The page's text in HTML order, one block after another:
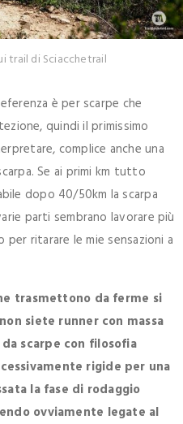
trail di Sciacchetrail
è per scarpe che
quindi il primissimo
complice anche una
Se ai primi km tutto
dopo 40/50km la scarpa
parti sembrano lavorare più
ritarare le mie sensazioni a
trasmettono da ferme si
siete runner con massa
scarpe con filosofia
rigide per una
la fase di rodaggio
ovviamente legate al